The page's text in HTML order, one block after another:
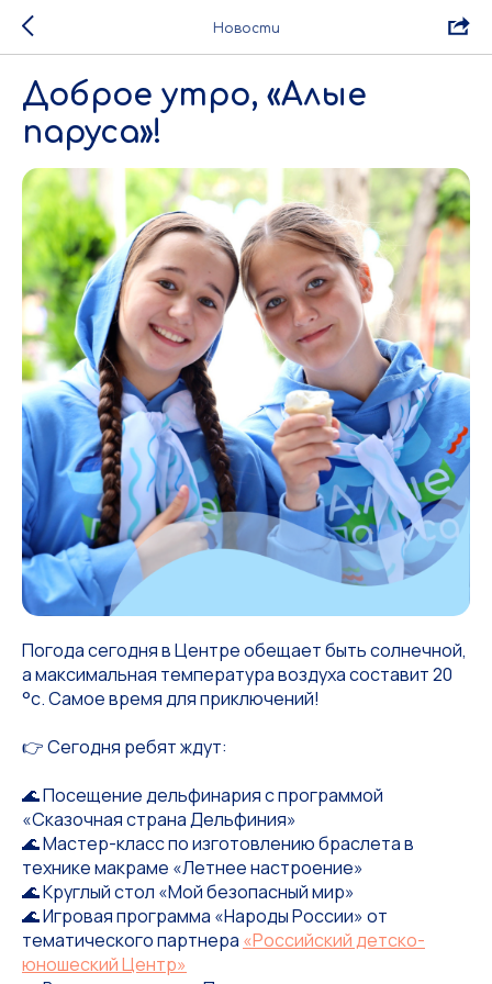
Новости
Доброе утро, «Алые
паруса»!
Погода сегодня в Центре обещает быть солнечной,
а максимальная температура воздуха составит 20
°с. Самое время для приключений!
👉 Сегодня ребят ждут:
🌊 Посещение дельфинария с программой
«Сказочная страна Дельфиния»
🌊 Мастер-класс по изготовлению браслета в
технике макраме «Летнее настроение»
🌊 Круглый стол «Мой безопасный мир»
🌊 Игровая программа «Народы России» от
тематического партнера «Российский детско-
юношеский Центр»